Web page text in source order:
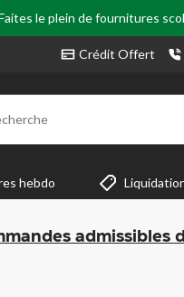
le plein de fournitures
Crédit Offert
hebdo
admissibles